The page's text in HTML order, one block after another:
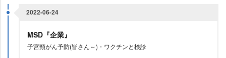
2022-06-24
MSD『企業』
子宮頸がん予防(皆さん～)・ワクチンと検診